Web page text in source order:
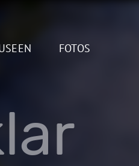
FOTOS